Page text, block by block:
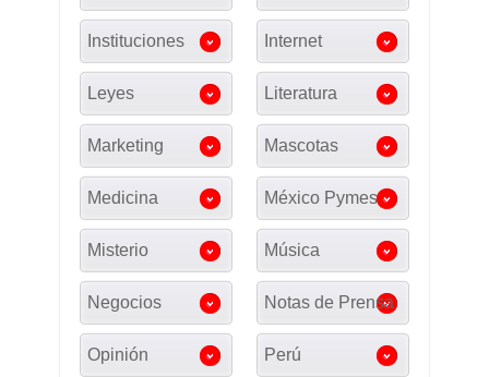
Instituciones Internet
Leyes Literatura
Marketing Mascotas
Medicina México Pymes
Misterio Música
Negocios Notas de Prensa
Opinión Perú